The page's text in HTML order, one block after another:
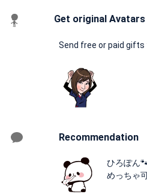
Get original Avatars
Send free or paid gifts
Recommendation
ひろぽん
めっちゃ